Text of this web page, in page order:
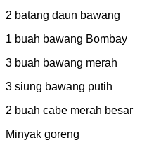
2 batang daun bawang
1 buah bawang Bombay
3 buah bawang merah
3 siung bawang putih
2 buah cabe merah besar
Minyak goreng